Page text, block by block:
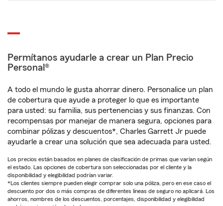
Permítanos ayudarle a crear un Plan Precio
Personal®
A todo el mundo le gusta ahorrar dinero. Personalice un plan
de cobertura que ayude a proteger lo que es importante
para usted: su familia, sus pertenencias y sus finanzas. Con
recompensas por manejar de manera segura, opciones para
combinar pólizas y descuentos*, Charles Garrett Jr puede
ayudarle a crear una solución que sea adecuada para usted.
Los precios están basados en planes de clasificación de primas que varían según
el estado. Las opciones de cobertura son seleccionadas por el cliente y la
disponibilidad y elegibilidad podrían variar.
*Los clientes siempre pueden elegir comprar solo una póliza, pero en ese caso el
descuento por dos o más compras de diferentes líneas de seguro no aplicará. Los
ahorros, nombres de los descuentos, porcentajes, disponibilidad y elegibilidad